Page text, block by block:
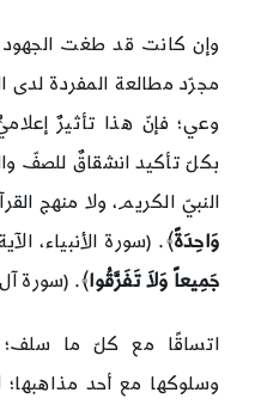
وإن كانت قد طغت الجهود
مجرّد مطالعة المفردة لدى
وعي؛ فإنّ هذا تأثيرٌ
بكلّ تأكيد انشقاقٌ للصفّ
النبيّ الكريم، ولا منهج
وَاحِدَةً﴾. (سورة الأنبياء، الآية 92)، وأن
جَمِيعاً وَلاَ تَفَرَّقُوا﴾. (سورة آل
اتساقًا مع كلّ ما سلف؛
وسلوكها مع أحد مذاهبها؛